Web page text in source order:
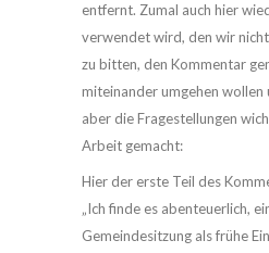
entfernt. Zumal auch hier
verwendet wird, den wir
zu bitten, den Kommentar
miteinander umgehen
aber die Fragestellungen
Arbeit gemacht:
Hier der erste Teil des
„Ich finde es abenteuerlich,
Gemeindesitzung als frühe